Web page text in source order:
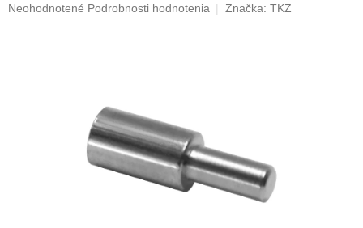
Priemerné
Neohodnotené Podrobnosti hodnotenia Značka: TKZ